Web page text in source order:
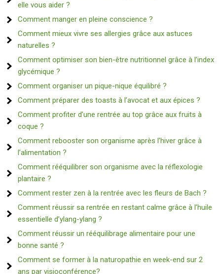
elle vous aider ?
Comment manger en pleine conscience ?
Comment mieux vivre ses allergies grâce aux astuces
naturelles ?
Comment optimiser son bien-être nutritionnel grâce à l’index
glycémique ?
Comment organiser un pique-nique équilibré ?
Comment préparer des toasts à l’avocat et aux épices ?
Comment profiter d’une rentrée au top grâce aux fruits à
coque ?
Comment rebooster son organisme après l’hiver grâce à
l’alimentation ?
Comment rééquilibrer son organisme avec la réflexologie
plantaire ?
Comment rester zen à la rentrée avec les fleurs de Bach ?
Comment réussir sa rentrée en restant calme grâce à l’huile
essentielle d’ylang-ylang ?
Comment réussir un rééquilibrage alimentaire pour une
bonne santé ?
Comment se former à la naturopathie en week-end sur 2
ans par visioconférence?